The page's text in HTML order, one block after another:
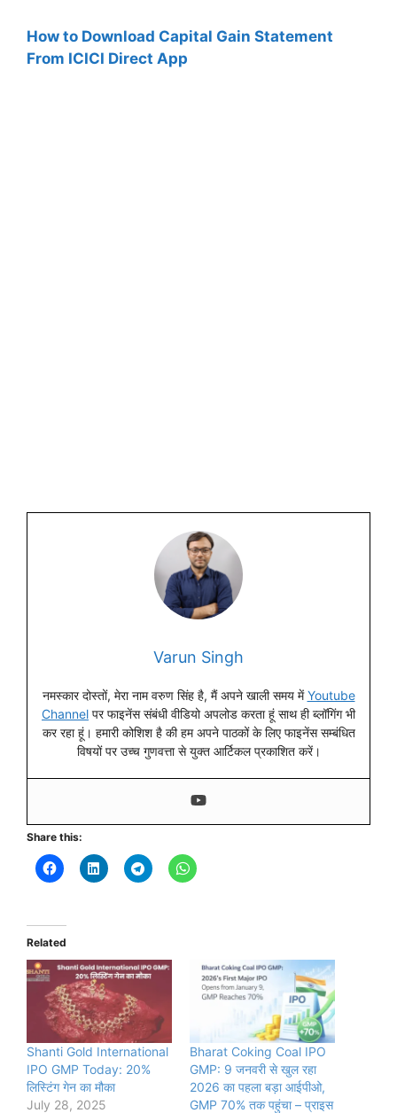
How to Download Capital Gain Statement
From ICICI Direct App
Varun Singh
नमस्कार दोस्तों, मेरा नाम वरुण सिंह है, मैं अपने खाली समय मेंYoutube
Channel पर फाइनेंस संबंधी वीडियो अपलोड करता हूं साथ ही ब्लॉगिंग भी
कर रहा हूं। हमारी कोशिश है की हम अपने पाठकों के लिए फाइनेंस सम्बंधित
विषयों पर उच्च गुणवत्ता से युक्त आर्टिकल प्रकाशित करें।
Share this:
Related
Shanti Gold International
IPO GMP Today: 20%
लिस्टिंग गेन का मौका
July 28, 2025
Bharat Coking Coal IPO
GMP: 9 जनवरी से खुल रहा
2026 का पहला बड़ा आईपीओ,
GMP 70% तक पहुंचा – प्राइस